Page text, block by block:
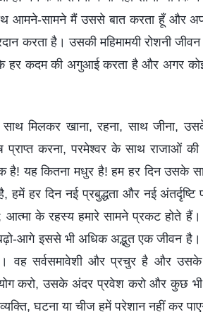
आमने-सामने मैं उससे बात करता हूँ और
करता है। उसकी महिमामयी रोशनी
के हर कदम की अगुआई करता है और अगर
मिलकर खाना, रहना, साथ जीना,
प्राप्त करना, परमेश्वर के साथ राजाओं
है! यह कितना मधुर है! हम हर दिन उसके
हमें हर दिन नई प्रबुद्धता और नई
के रहस्य हमारे सामने प्रकट होते हैं।
आगे इससे भी अधिक अद्भुत एक जीवन
वह सर्वसमावेशी और प्रचुर है और
करो, उसके अंदर प्रवेश करो और कुछ भी
घटना या चीज हमें परेशान नहीं कर